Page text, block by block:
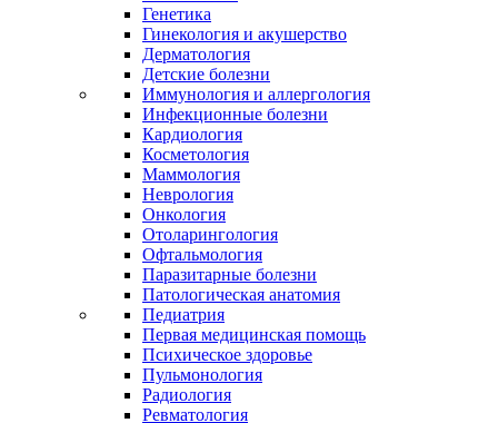
Генетика
Гинекология и акушерство
Дерматология
Детские болезни
Иммунология и аллергология
Инфекционные болезни
Кардиология
Косметология
Маммология
Неврология
Онкология
Отоларингология
Офтальмология
Паразитарные болезни
Патологическая анатомия
Педиатрия
Первая медицинская помощь
Психическое здоровье
Пульмонология
Радиология
Ревматология